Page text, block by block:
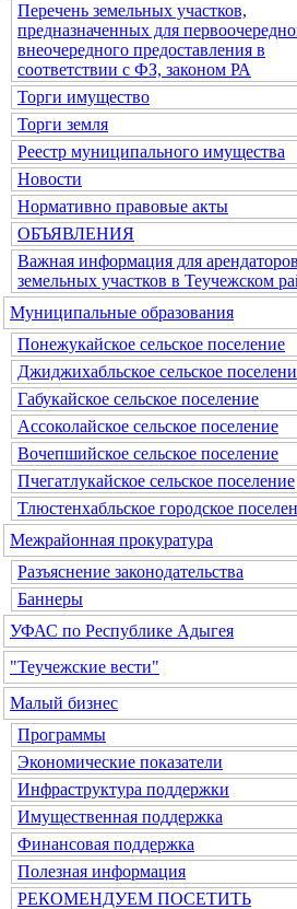
Перечень земельных участков,
предназначенных для
внеочередного предоставления в
соответствии с ФЗ, законом РА
Торги имущество
Торги земля
Реестр муниципального имущества
Новости
Нормативно правовые акты
ОБЪЯВЛЕНИЯ
Важная информация для арендаторов
земельных участков в Теучежском
Муниципальные образования
Понежукайское сельское поселение
Джиджихабльское сельское
Габукайское сельское поселение
Ассоколайское сельское поселение
Вочепшийское сельское поселение
Пчегатлукайское сельское поселение
Тлюстенхабльское городское
Межрайонная прокуратура
Разъяснение законодательства
Баннеры
УФАС по Республике Адыгея
"Теучежские вести"
Малый бизнес
Программы
Экономические показатели
Инфраструктура поддержки
Имущественная поддержка
Финансовая поддержка
Полезная информация
РЕКОМЕНДУЕМ ПОСЕТИТЬ